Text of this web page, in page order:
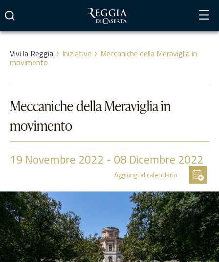
contenuto
Vivi la Reggia Iniziative Meccaniche della Meraviglia in
movimento
Meccaniche della Meraviglia in
movimento
19 Novembre 2022 - 08 Dicembre 2022
Aggiungi al calendario